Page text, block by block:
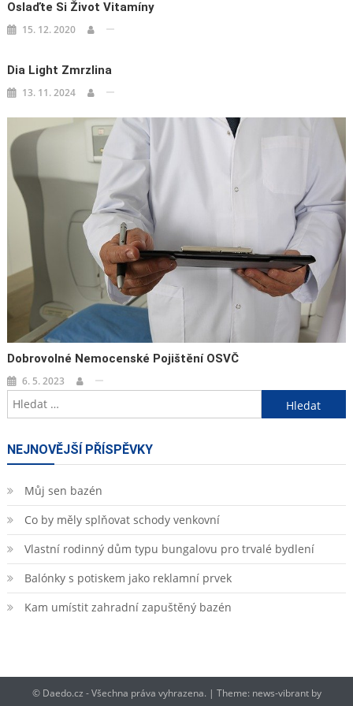
Oslaďte Si Život Vitamíny
15. 12. 2020
Dia Light Zmrzlina
13. 11. 2024
Dobrovolné Nemocenské Pojištění OSVČ
6. 5. 2023
Vyhledávání
NEJNOVĚJŠÍ PŘÍSPĚVKY
Můj sen bazén
Co by měly splňovat schody venkovní
Vlastní rodinný dům typu bungalovu pro trvalé bydlení
Balónky s potiskem jako reklamní prvek
Kam umístit zahradní zapuštěný bazén
© Daedo.cz - Všechna práva vyhrazena. | Theme: news-vibrant by